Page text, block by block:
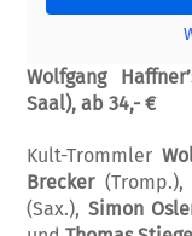
Wolfgang
Saal), ab 34,- €
Kult-Trommler
Brecker(Tromp.),
(Sax.), Simon